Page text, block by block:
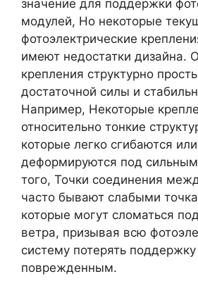
значение для поддержки
модулей, Но некоторые
фотоэлектрические
имеют недостатки дизайна.
крепления структурно
достаточной силы и
Например, Некоторые
относительно тонкие
которые легко сгибаются или
деформируются под
того, Точки соединения
часто бывают слабыми
которые могут сломаться
ветра, призывая всю
систему потерять
поврежденным.